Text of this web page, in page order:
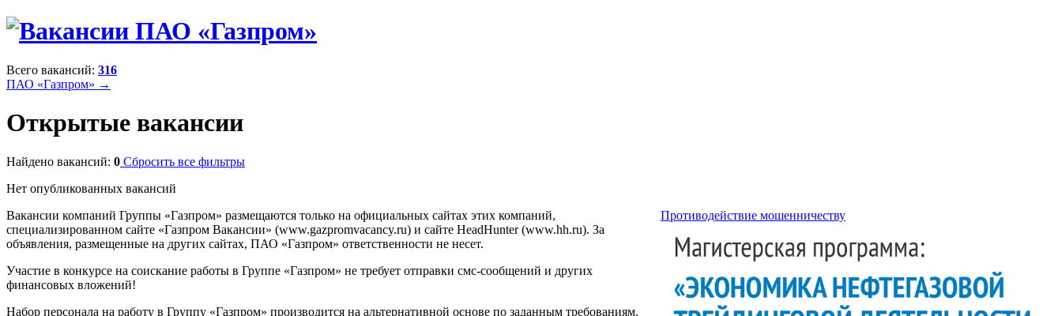
Всего вакансий: 316
ПАО «Газпром» →
Открытые вакансии
Найдено вакансий: 0 Сбросить все фильтры
Нет опубликованных вакансий
Противодействие мошенничеству
Вакансии компаний Группы «Газпром» размещаются только на официальных сайтах этих компаний,
специализированном сайте «Газпром Вакансии» (www.gazpromvacancy.ru) и сайте HeadHunter (www.hh.ru). За
объявления, размещенные на других сайтах, ПАО «Газпром» ответственности не несет.
Участие в конкурсе на соискание работы в Группе «Газпром» не требует отправки смс-сообщений и других
финансовых вложений!
Набор персонала на работу в Группу «Газпром» производится на альтернативной основе по заданным требованиям,